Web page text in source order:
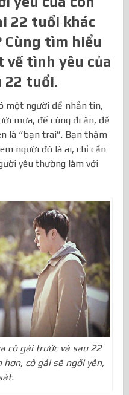
22 tuổi khác
Cùng tìm hiểu
về tình yêu của
22 tuổi.
một người để nhắn tin,
mưa, để cùng đi ăn, để
là “bạn trai”. Bạn thậm
người đó là ai, chỉ cần
yêu thường làm với
cô gái trước và sau 22
cô gái sẽ ngồi yên,